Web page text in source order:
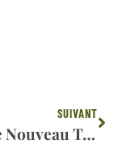
SUIVANT
Quand Le Nouveau Testament A-T-Il Été Écrit ?